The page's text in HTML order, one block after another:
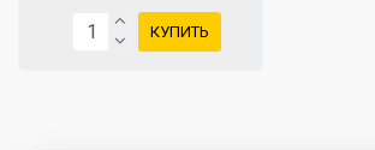
КУПИТЬ